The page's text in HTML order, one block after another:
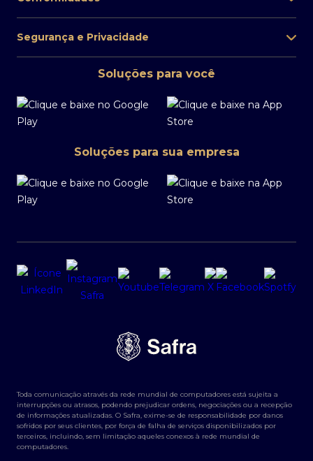
Segurança e Privacidade
Soluções para você
Soluções para sua empresa
Toda comunicação através da rede mundial de computadores está sujeita a
interrupções ou atrasos, podendo prejudicar ordens, negociações ou a recepção
de informações atualizadas. O Safra, exime-se de responsabilidade por danos
sofridos por seus clientes, por força de falha de serviços disponibilizados por
terceiros, incluindo, sem limitação aqueles conexos à rede mundial de
computadores.